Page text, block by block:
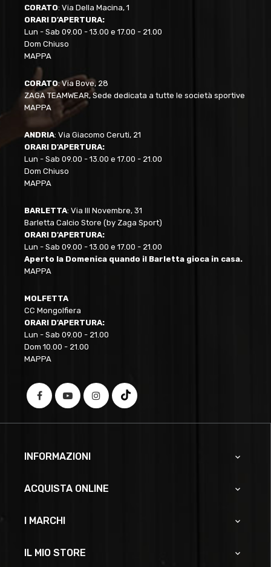
CORATO: Via Della Macina, 1
ORARI D'APERTURA:
Lun - Sab 09.00 - 13.00 e 17.00 - 21.00
Dom Chiuso
MAPPA
CORATO: Via Bove, 28
ZAGA TEAMWEAR, Sede dedicata a tutte le società sportive
MAPPA
ANDRIA: Via Giacomo Ceruti, 21
ORARI D'APERTURA:
Lun - Sab 09.00 - 13.00 e 17.00 - 21.00
Dom Chiuso
MAPPA
BARLETTA: Via III Novembre, 31
Barletta Calcio Store (by Zaga Sport)
ORARI D'APERTURA:
Lun - Sab 09.00 - 13.00 e 17.00 - 21.00
Aperto la Domenica quando il Barletta gioca in casa.
MAPPA
MOLFETTA
CC Mongolfiera
ORARI D'APERTURA:
Lun - Sab 09.00 - 21.00
Dom 10.00 - 21.00
MAPPA
INFORMAZIONI 
ACQUISTA ONLINE 
I MARCHI 
IL MIO STORE 